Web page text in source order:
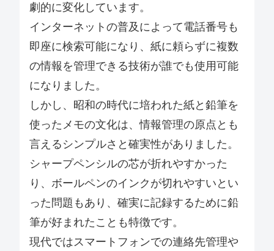
劇的に変化しています。
インターネットの普及によって電話番号も
即座に検索可能になり、紙に頼らずに複数
の情報を管理できる技術が誰でも使用可能
になりました。
しかし、昭和の時代に培われた紙と鉛筆を
使ったメモの文化は、情報管理の原点とも
言えるシンプルさと確実性がありました。
シャープペンシルの芯が折れやすかった
り、ボールペンのインクが切れやすいとい
った問題もあり、確実に記録するために鉛
筆が好まれたことも特徴です。
現代ではスマートフォンでの連絡先管理や